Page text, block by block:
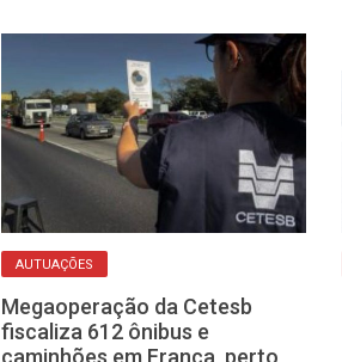
AUTUAÇÕES
Megaoperação da Cetesb
fiscaliza 612 ônibus e
caminhões em Franca, perto